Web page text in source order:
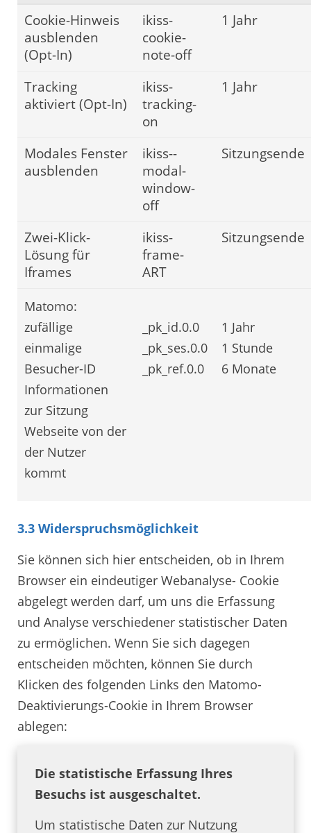
Cookie-Hinweis
ausblenden
(Opt-In)
ikiss-
cookie-
note-off
1 Jahr
Tracking
aktiviert (Opt-In)
ikiss-
tracking-
on
1 Jahr
Modales Fenster
ausblenden
ikiss--
modal-
window-
off
Sitzungsende
Zwei-Klick-
Lösung für
Iframes
ikiss-
frame-
ART
Sitzungsende
Matomo:
zufällige
einmalige
Besucher-ID
Informationen
zur Sitzung
Webseite von der
der Nutzer
kommt
_pk_id.0.0
_pk_ses.0.0
_pk_ref.0.0
1 Jahr
1 Stunde
6 Monate
3.3 Widerspruchsmöglichkeit
Sie können sich hier entscheiden, ob in Ihrem
Browser ein eindeutiger Webanalyse- Cookie
abgelegt werden darf, um uns die Erfassung
und Analyse verschiedener statistischer Daten
zu ermöglichen. Wenn Sie sich dagegen
entscheiden möchten, können Sie durch
Klicken des folgenden Links den Matomo-
Deaktivierungs-Cookie in Ihrem Browser
ablegen:
Die statistische Erfassung Ihres
Besuchs ist ausgeschaltet.
Um statistische Daten zur Nutzung